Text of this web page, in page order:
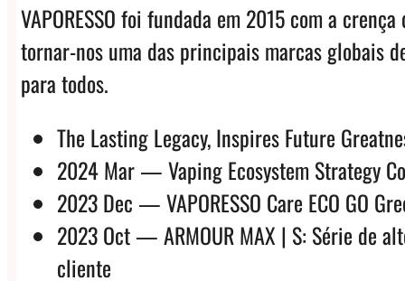
VAPORESSO foi fundada em 2015 com a
tornar-nos uma das principais marcas globais
para todos.
The Lasting Legacy, Inspires Future
2024 Mar — Vaping Ecosystem Strategy
2023 Dec — VAPORESSO Care ECO GO
2023 Oct — ARMOUR MAX | S: Série de
cliente